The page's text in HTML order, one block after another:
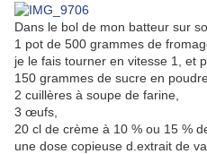
Dans le bol de mon batteur sur
1 pot de 500 grammes de
je le fais tourner en vitesse 1, et
150 grammes de sucre en
2 cuillères à soupe de farine,
3 œufs,
20 cl de crème à 10 % ou 15 %
une dose copieuse d.extrait de